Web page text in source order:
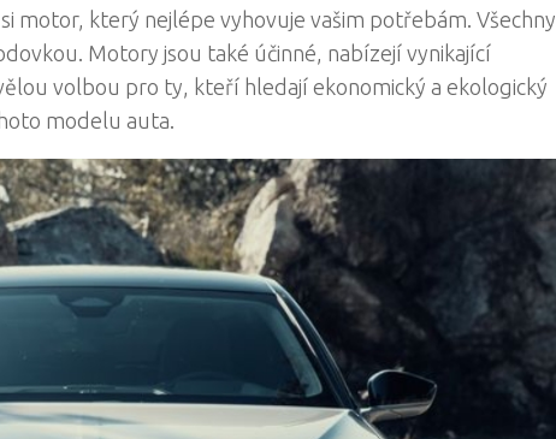
motor, který nejlépe vyhovuje vašim potřebám. Všechny
Motory jsou také účinné, nabízejí vynikající
volbou pro ty, kteří hledají ekonomický a ekologický
modelu auta.